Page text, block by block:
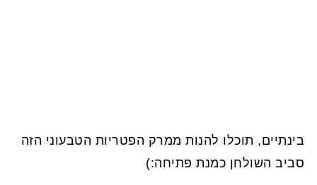
בינתיים, תוכלו להנות ממרק הפטריות הטבעוני הזה
סביב השולחן כמנת פתיחה:)